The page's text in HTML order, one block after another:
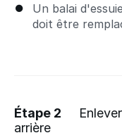
Un balai
doit être
Étape 2
arrière